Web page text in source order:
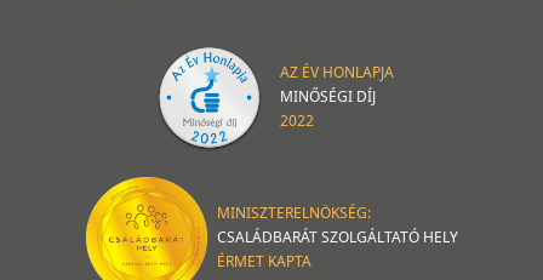
AZ ÉV HONLAPJA
MINŐSÉGI DÍJ
2022
MINISZTERELNÖKSÉG:
CSALÁDBARÁT SZOLGÁLTATÓ HELY
ÉRMET KAPTA